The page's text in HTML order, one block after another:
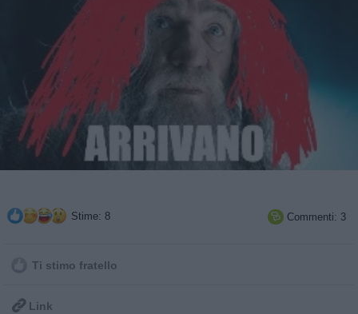
Stime: 8  Commenti: 3
Ti stimo fratello
 Link